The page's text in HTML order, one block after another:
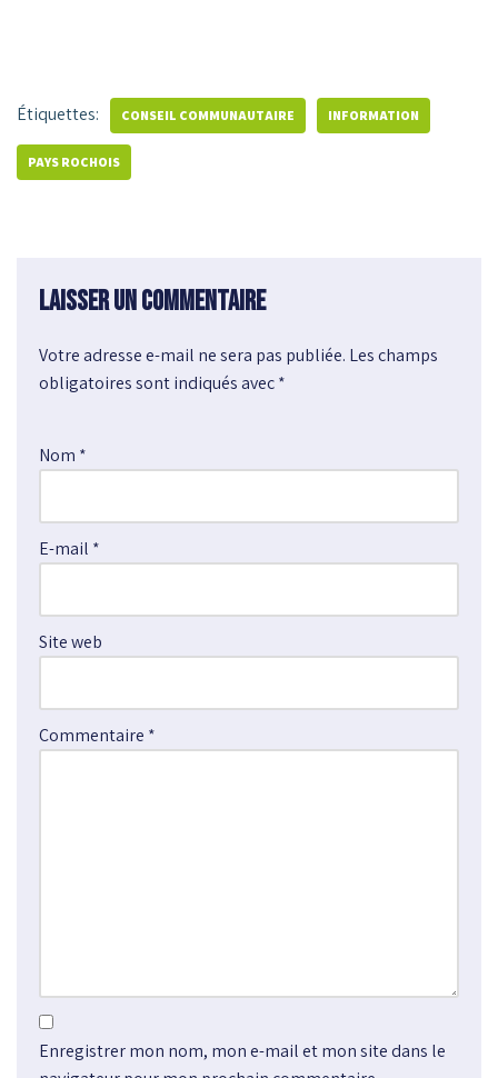
Étiquettes: CONSEIL COMMUNAUTAIRE INFORMATION
PAYS ROCHOIS
Laisser un commentaire
Votre adresse e-mail ne sera pas publiée. Les champs
obligatoires sont indiqués avec*
Nom *
E-mail *
Site web
Commentaire *
Enregistrer mon nom, mon e-mail et mon site dans le
A
l
r
a
t
e
: